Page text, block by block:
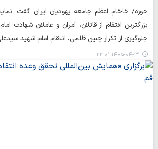
حوزه/ خاخام اعظم جامعه یهودیان ایران گفت:
بزرگترین انتقام از قاتلان، آمران و عاملان شهادت
جلوگیری از تکرار چنین ظلمی، انتقام امام شهید
۱۴۰۵-۰۴-۳۱ ۲۳:۰۱